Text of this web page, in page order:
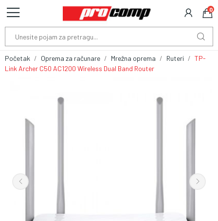
0
Početak Oprema za računare Mrežna oprema Ruteri
TP-
Link Archer C50 AC1200 Wireless Dual Band Router